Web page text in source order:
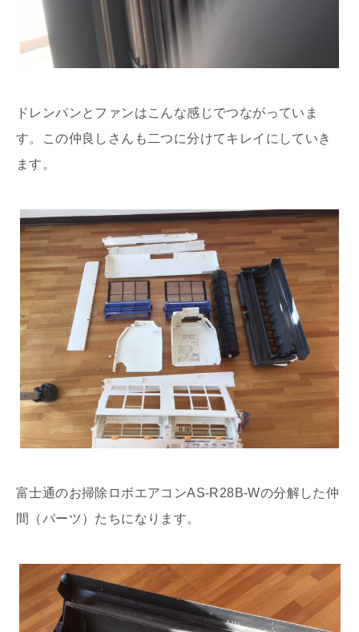
ドレンパンとファンはこんな感じでつながっていま
す。この仲良しさんも二つに分けてキレイにしていき
ます。
富士通のお掃除ロボエアコンAS-R28B-Wの分解した仲
間（パーツ）たちになります。